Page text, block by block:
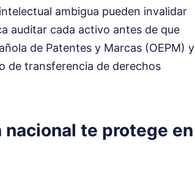
ambigua pueden invalidar
auditar cada activo antes de que
de Patentes y Marcas (OEPM) y
de transferencia de derechos
te protege en